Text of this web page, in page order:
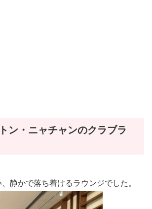
ン・ニャチャンのクラブラ
静かで落ち着けるラウンジでした。